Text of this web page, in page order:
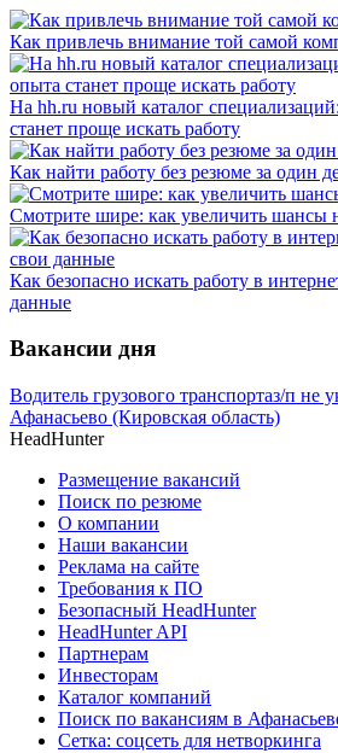
Как привлечь внимание той самой
На hh.ru новый каталог
станет проще искать работу
Как найти работу без резюме за один
Смотрите шире: как увеличить шансы
Как безопасно искать работу в
данные
Вакансии дня
Водитель грузового транспортаз/п не
Афанасьево (Кировская область)
HeadHunter
Размещение вакансий
Поиск по резюме
О компании
Наши вакансии
Реклама на сайте
Требования к ПО
Безопасный HeadHunter
HeadHunter API
Партнерам
Инвесторам
Каталог компаний
Поиск по вакансиям в
Сетка: соцсеть для нетворкинга